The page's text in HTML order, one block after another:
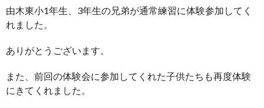
由木東小1年生、3年生の兄弟が通常練習に体験参加してく
れました。
ありがとうございます。
また、前回の体験会に参加してくれた子供たちも再度体験
にきてくれました。